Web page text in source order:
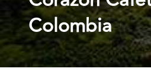
Colombia